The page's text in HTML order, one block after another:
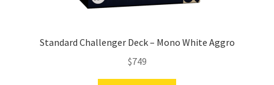
Standard Challenger Deck – Mono White Aggro
$749